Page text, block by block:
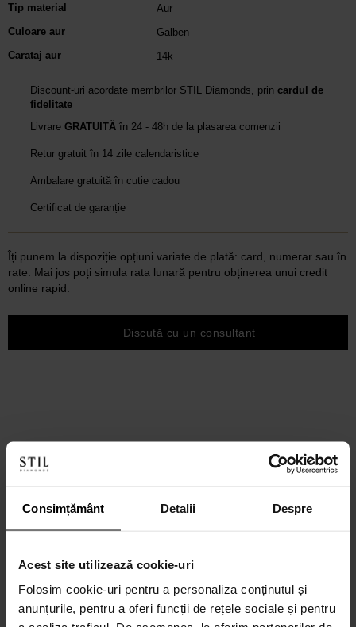
Consimțământ Detalii Despre
Acest site utilizează cookie-uri
Folosim cookie-uri pentru a personaliza conținutul și
anunțurile, pentru a oferi funcții de rețele sociale și pentru
Tip material
Aur
Culoare aur
Galben
Carataj aur
14k
Discount-uri acordate membrilor STIL Diamonds, prin cardul de
fidelitate
Livrare GRATUITĂ în 24 - 48h de la plasarea comenzii
Retur gratuit în 14 zile calendaristice
Ambalare gratuită în cutie cadou
Certificat de garanție
Îți punem la dispoziție opțiuni variate de plată: card, numerar sau în
rate. Mai jos poți simula rata lunară pentru obținerea unui credit
online rapid.
Discută cu un consultant